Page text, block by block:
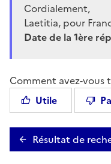
Cordialement,
Laetitia, pour
Date de la 1ère
Comment avez-vous
Utile
Résultat de